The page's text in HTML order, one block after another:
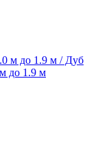
до 1.9 м